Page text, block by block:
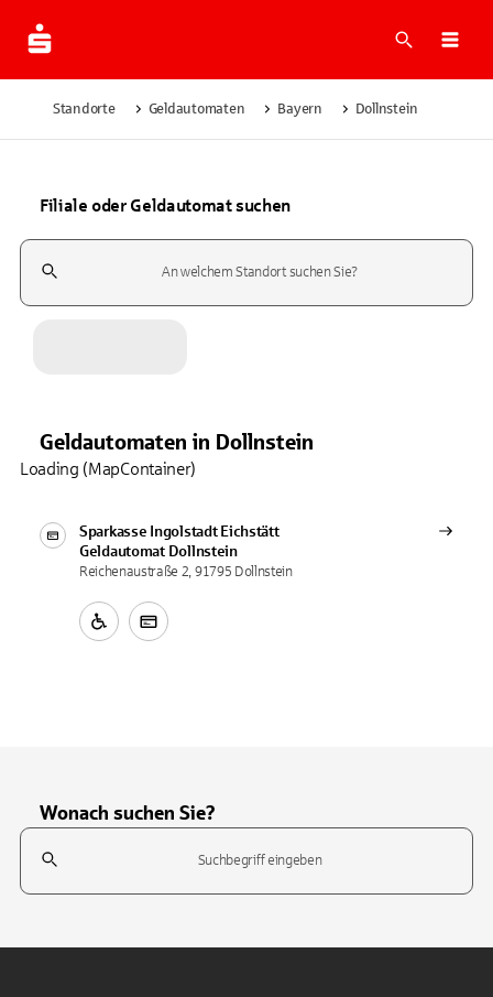
Suche
Standorte Geldautomaten Bayern Dollnstein
Filiale oder Geldautomat suchen
Suchfeld
Geldautomaten in Dollnstein
Sparkasse Ingolstadt Eichstätt
Geldautomat Dollnstein
Reichenaustraße 2, 91795 Dollnstein
Loading (MapContainer)
Wonach suchen Sie?
Suchfeld